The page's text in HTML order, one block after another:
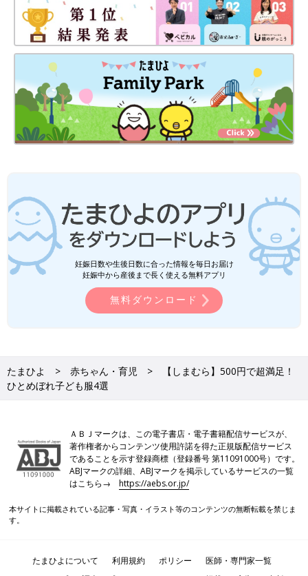
妊娠日数や生後日数に合った情報を毎日お届け
妊娠中から産後まで長く使える無料アプリ
無料ダウンロード
たまひよ 赤ちゃん・育児
【しまむら】500円で超満足！
ひとめぼれ子ども服4選
ＡＢＪマークは、この電子書店・電子書籍配信サービスが、
著作権者からコンテンツ使用許諾を得た正規版配信サービス
であることを示す登録商標（登録番号 第11091000号）です。
ABJマークの詳細、ABJマークを掲示しているサービスの一覧
はこちら→https://aebs.or.jp/
本サイトに掲載されている記事・写真・イラスト等のコンテンツの無断転載を禁じま
す。
たまひよについて 利用規約 ポリシー
医師・専門家一覧